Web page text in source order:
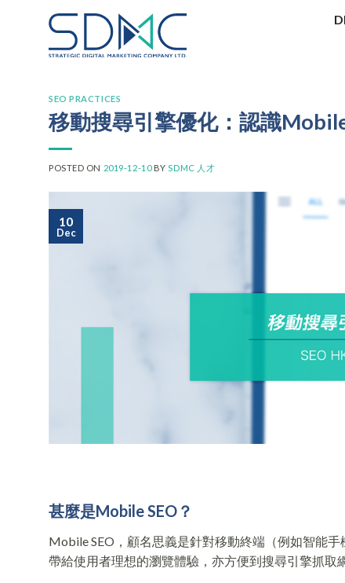
SEO PRACTICES
移動搜尋引擎優化：認識
POSTED ON 2019-12-10BY SDMC 人才
10
Dec
甚麼是Mobile SEO ？
Mobile SEO，顧名思義是針對移動終端（例如智能
帶給使用者理想的瀏覽體驗，亦方便到搜尋引擎抓取